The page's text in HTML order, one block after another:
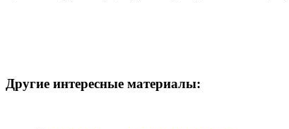
Другие интересные материалы: